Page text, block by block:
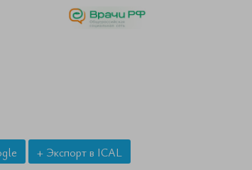
+ Экспорт в ICAL